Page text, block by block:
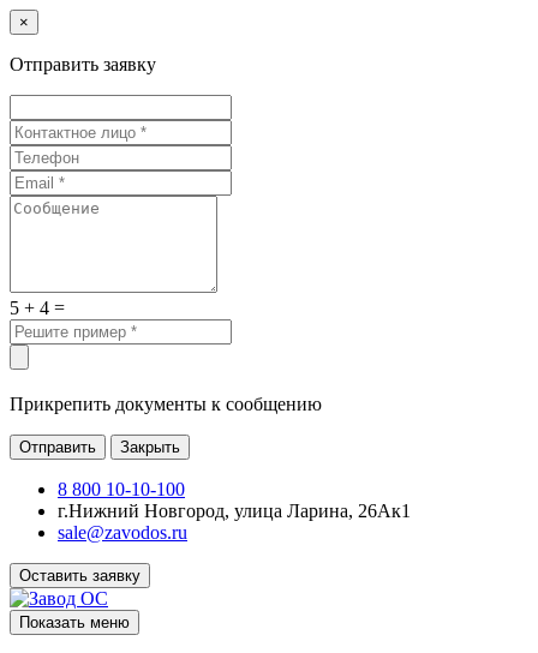
×
Отправить заявку
5 + 4 =
Прикрепить документы к сообщению
Отправить Закрыть
8 800 10-10-100
г.Нижний Новгород, улица Ларина, 26Ак1
sale@zavodos.ru
Оставить заявку
Показать меню